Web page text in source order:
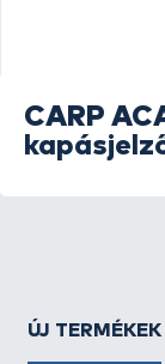
CARP
ÚJ TERMÉKEK